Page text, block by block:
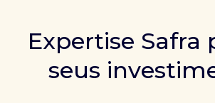
Expertise Safra
seus